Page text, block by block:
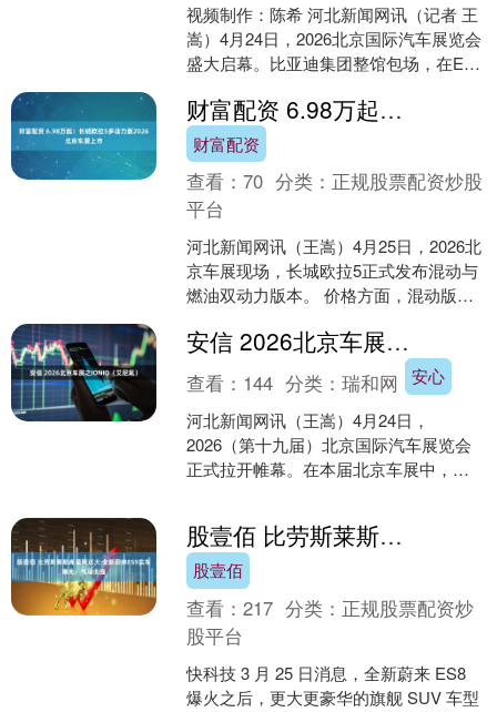
视频制作：陈希 河北新闻网讯（记者 王
嵩）4月24日，2026北京国际汽车展览会
盛大启幕。比亚迪集团整馆包场，在E3
程豹、腾势....
财富配资 6.98万起！长城欧拉5多动力版2026北京车展上市
财富配资
查看：70 分类： 正规股票配资炒股
平台
河北新闻网讯（王嵩）4月25日，2026北
京车展现场，长城欧拉5正式发布混动与
燃油双动力版本。 价格方面，混动版限
技术....
安信 2026北京车展之IONIQ（艾尼氪）
安心
查看： 144 分类：瑞和网
河北新闻网讯（王嵩）4月24日，
2026（第十九届）北京国际汽车展览会
正式拉开帷幕。在本届北京车展中，北
股壹佰 比劳斯莱斯库里南还大 全新蔚来ES9实车曝光：气场太强
股壹佰
查看：217 分类： 正规股票配资炒
股平台
快科技 3 月 25 日消息，全新蔚来 ES8
爆火之后，更大更豪华的旗舰 SUV 车型